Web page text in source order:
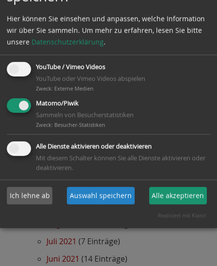
Juni 2022 (10 Einträge)
Mai 2022(7 Einträge)
März 2022(10 Einträge)
Januar 2022(8 Einträge)
2021
Dezember 2021
(7 Einträge)
November 2021
Oktober 2021(9 Einträge)
September 2021(8 Einträge)
Juli 2021 (7 Einträge)
Juni 2021 (14 Einträge)
Hier können Sie einsehen und anpassen, welche Information
wir über Sie sammeln. Um mehr zu erfahren, lesen Sie bitte
unsere Datenschutzerklärung.
YouTube / Vimeo Videos
YouTube oder Vimeo Videos abspielen
Zweck: Externe Medien
Matomo/Piwik
Sammeln von Besucherstatistiken
Zweck: Besucher-Statistiken
Alle Dienste aktivieren oder deaktivieren
Mit diesem Schalter können Sie alle Dienste aktivieren oder
deaktivieren.
Ich lehne ab Auswahl speichern Alle akzeptieren
Realisiert mit Klaro!